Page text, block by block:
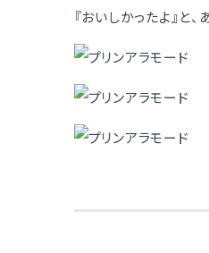
『おいしかったよ』と